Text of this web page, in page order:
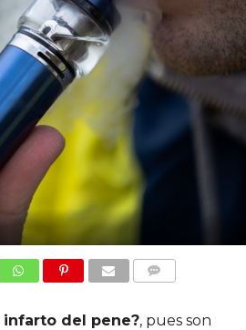
infarto del pene?, pues son